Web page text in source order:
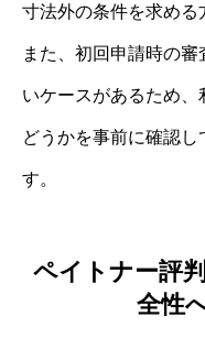
寸法外の条件を求める
また、初回申請時の
いケースがあるため
どうかを事前に確認し
す。
ペイトナー評
全性